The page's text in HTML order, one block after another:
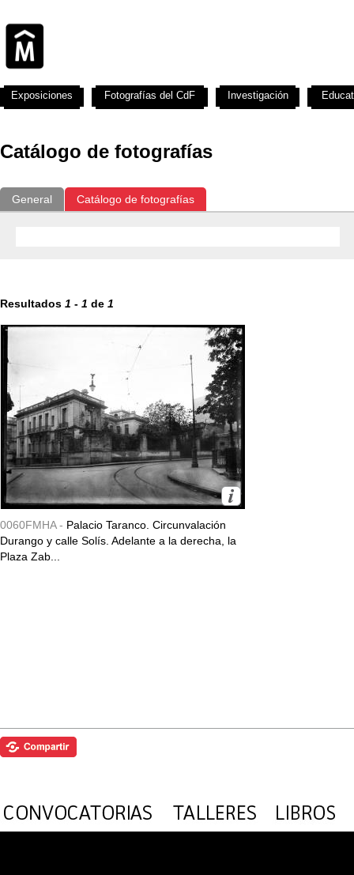
Catálogo de fotografías
General Catálogo de fotografías
Resultados 1 - 1 de 1
0060FMHA - Palacio Taranco. Circunvalación
Durango y calle Solís. Adelante a la derecha, la
Plaza Zab...
Exposiciones Fotografías del CdF Investigación